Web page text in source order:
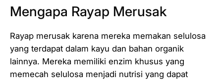
Mengapa Rayap Merusak
Rayap merusak karena mereka memakan selulosa
yang terdapat dalam kayu dan bahan organik
lainnya. Mereka memiliki enzim khusus yang
memecah selulosa menjadi nutrisi yang dapat